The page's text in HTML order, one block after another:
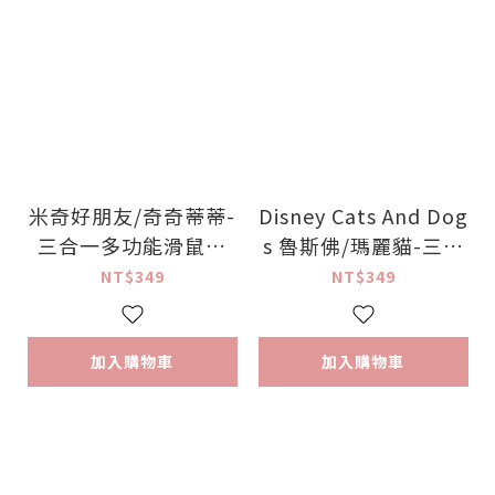
米奇好朋友/奇奇蒂蒂-
三合一多功能滑鼠墊
大尺寸【正版授權】
NT$349
加入購物車
Disney Cats And Dog
s 魯斯佛/瑪麗貓-三合
一多功能滑鼠墊 大尺
寸【正版授權】
NT$349
加入購物車